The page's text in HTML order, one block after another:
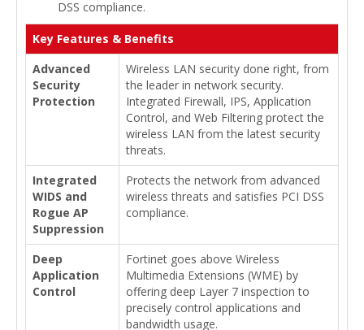
DSS compliance.
Key Features & Benefits
Advanced
Security
Protection
Wireless LAN security done right, from
the leader in network security.
Integrated Firewall, IPS, Application
Control, and Web Filtering protect the
wireless LAN from the latest security
threats.
Integrated
WIDS and
Rogue AP
Suppression
Protects the network from advanced
wireless threats and satisfies PCI DSS
compliance.
Deep
Application
Control
Fortinet goes above Wireless
Multimedia Extensions (WME) by
offering deep Layer 7 inspection to
precisely control applications and
bandwidth usage.